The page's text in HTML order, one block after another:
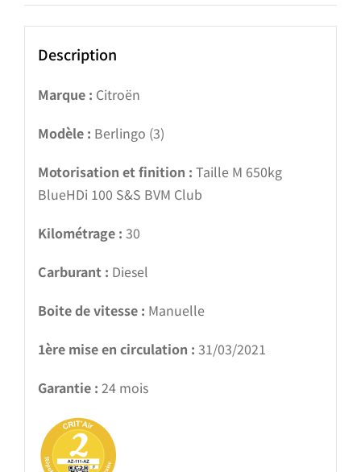
Description
Marque : Citroën
Modèle : Berlingo (3)
Motorisation et finition : Taille M 650kg
BlueHDi 100 S&S BVM Club
Kilométrage : 30
Carburant : Diesel
Boite de vitesse : Manuelle
1ère mise en circulation : 31/03/2021
Garantie : 24 mois